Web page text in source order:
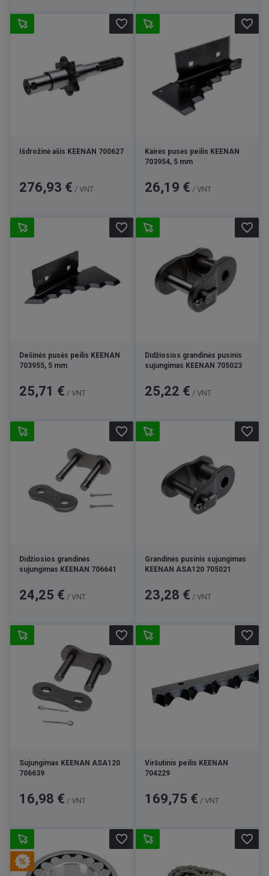
Išdrožinė ašis KEENAN 700627
Kaina
276,93 € / VNT
favorite_border
Kairės pusės peilis KEENAN
703954, 5 mm
Kaina
26,19 € / VNT
favorite_border
Dešinės pusės peilis KEENAN
703955, 5 mm
Kaina
25,71 € / VNT
favorite_border
Didžiosios grandinės pusinis
sujungimas KEENAN 705023
Kaina
25,22 € / VNT
favorite_border
Didžiosios grandinės
sujungimas KEENAN 706641
Kaina
24,25 € / VNT
favorite_border
Grandinės pusinis sujungimas
KEENAN ASA120 705021
Kaina
23,28 € / VNT
favorite_border
Sujungimas KEENAN ASA120
706639
Kaina
16,98 € / VNT
favorite_border
Viršutinis peilis KEENAN
704229
Kaina
169,75 € / VNT
favorite_border
favorite_border favorite_border